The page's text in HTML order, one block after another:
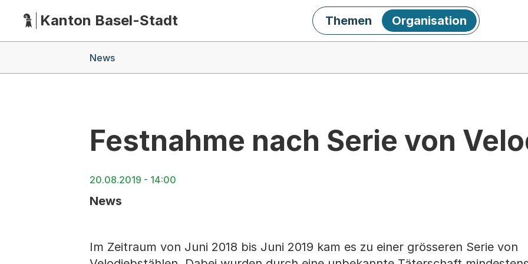
HauptnavigationKanton Basel-Stadt Themen Organisation
News
Festnahme nach Serie von
20.08.2019 - 14:00
News
Im Zeitraum von Juni 2018 bis Juni 2019 kam es zu einer grösseren Serie von